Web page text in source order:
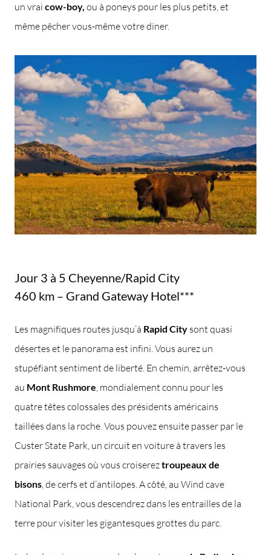
un vrai cow-boy, ou à poneys pour les plus petits, et
même pêcher vous-même votre diner.
Jour 3 à 5 Cheyenne/Rapid City
460 km – Grand Gateway Hotel***
Les magnifiques routes jusqu’à Rapid City sont quasi
désertes et le panorama est infini. Vous aurez un
stupéfiant sentiment de liberté. En chemin, arrêtez-vous
au Mont Rushmore , mondialement connu pour les
quatre têtes colossales des présidents américains
taillées dans la roche. Vous pouvez ensuite passer par le
Custer State Park, un circuit en voiture à travers les
prairies sauvages où vous croisereztroupeaux de
bisons , de cerfs et d’antilopes. A côté, au Wind cave
National Park, vous descendrez dans les entrailles de la
terre pour visiter les gigantesques grottes du parc.